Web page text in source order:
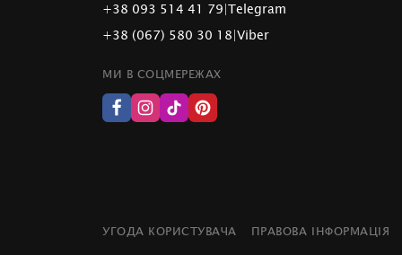
+38 093 514 41 79|Telegram
+38 (067) 580 30 18|Viber
МИ В СОЦМЕРЕЖАХ
УГОДА КОРИСТУВАЧА ПРАВОВА ІНФОРМАЦІЯ